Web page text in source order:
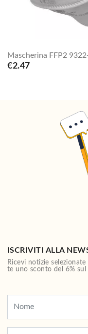
Mascherina FFP2
€2.47
ISCRIVITI ALLA
Ricevi notizie
te uno sconto del 6%